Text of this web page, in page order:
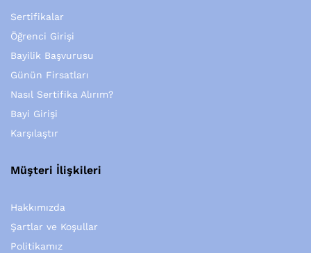
Sertifikalar
Öğrenci Girişi
Bayilik Başvurusu
Günün Firsatları
Nasıl Sertifika Alırım?
Bayi Girişi
Karşılaştır
Müşteri İlişkileri
Hakkımızda
Şartlar ve Koşullar
Politikamız